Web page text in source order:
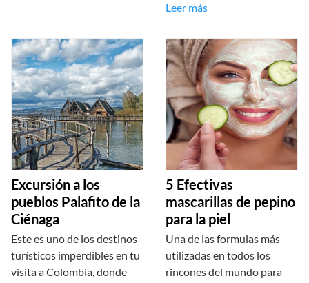
Leer más
Excursión a los
pueblos Palafito de la
Ciénaga
Este es uno de los destinos
turísticos imperdibles en tu
visita a Colombia, donde
5 Efectivas
mascarillas de pepino
para la piel
Una de las formulas más
utilizadas en todos los
rincones del mundo para